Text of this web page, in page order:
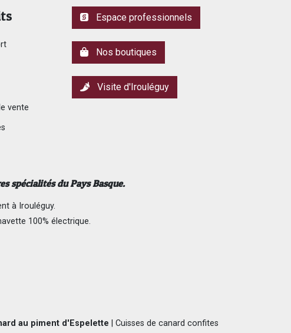
vente
Espace professionnels
Nos boutiques
Visite d'Irouléguy
spécialités du Pays Basque.
à Irouléguy.
100% électrique.
au piment d'Espelette Cuisses de canard confites